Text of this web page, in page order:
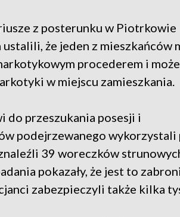
z posterunku w Piotrkowie
ustalili, że jeden z mieszkańców
procederem i może
w miejscu zamieszkania.
do przeszukania posesji i
podejrzewanego
39 woreczków
pokazały, że jest to
zabezpieczyli także kilka